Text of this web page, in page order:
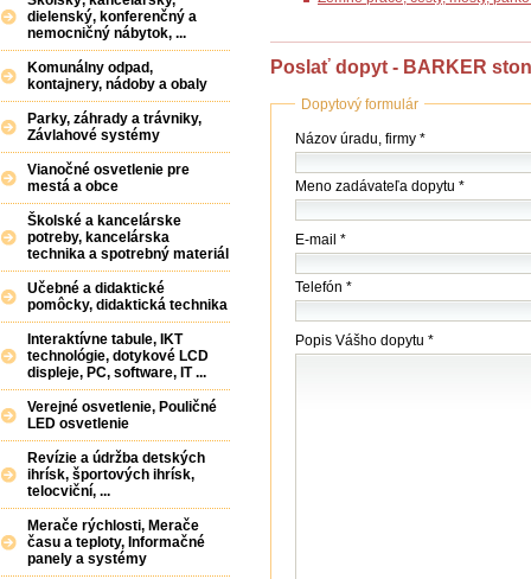
Poslať dopyt - BARKER
Dopytový formulár
Názov
(firmy
/
úradu)
Názov úradu, firmy *
Meno zadávateľa dopytu *
E-mail *
Telefón *
Popis Vášho dopytu *
dielenský, konferenčný a
nemocničný nábytok, ...
Komunálny odpad,
kontajnery, nádoby a obaly
Parky, záhrady a trávniky,
Závlahové systémy
Vianočné osvetlenie pre
mestá a obce
Školské a kancelárske
potreby, kancelárska
technika a spotrebný materiál
Učebné a didaktické
pomôcky, didaktická technika
Interaktívne tabule, IKT
technológie, dotykové LCD
displeje, PC, software, IT ...
Verejné osvetlenie, Pouličné
LED osvetlenie
Revízie a údržba detských
ihrísk, športových ihrísk,
telocviční, ...
Merače rýchlosti, Merače
času a teploty, Informačné
panely a systémy